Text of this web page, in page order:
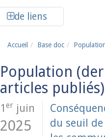
de liens
Accueil Base doc
Population
1 er juin
2025
du seuil